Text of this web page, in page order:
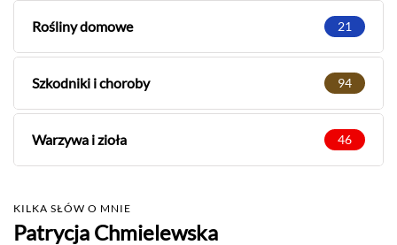
Rośliny domowe 21
Szkodniki i choroby 94
Warzywa i zioła 46
KILKA SŁÓW O MNIE
Patrycja Chmielewska